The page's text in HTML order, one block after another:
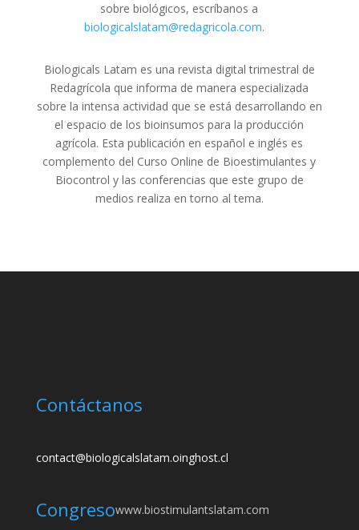
sobre biológicos, escríbanos a
biologicalslatam@redagricola.com.
Biologicals Latam es una revista digital trimestral de
Redagrícola que informa de manera especializada
sobre la intensa actividad que se está desarrollando en
el espacio de los bioinsumos para la producción
agrícola. Esta publicación en español e inglés es
complemento del Curso Online de Bioestimulantes y
Biocontrol y las conferencias que este grupo de
medios realiza en torno al tema.
Contáctanos
contact@biologicalslatam.oinghost.cl
Congresowww.biostimulantslatam.com